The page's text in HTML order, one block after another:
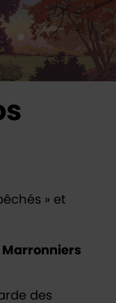
» et
Marronniers
des